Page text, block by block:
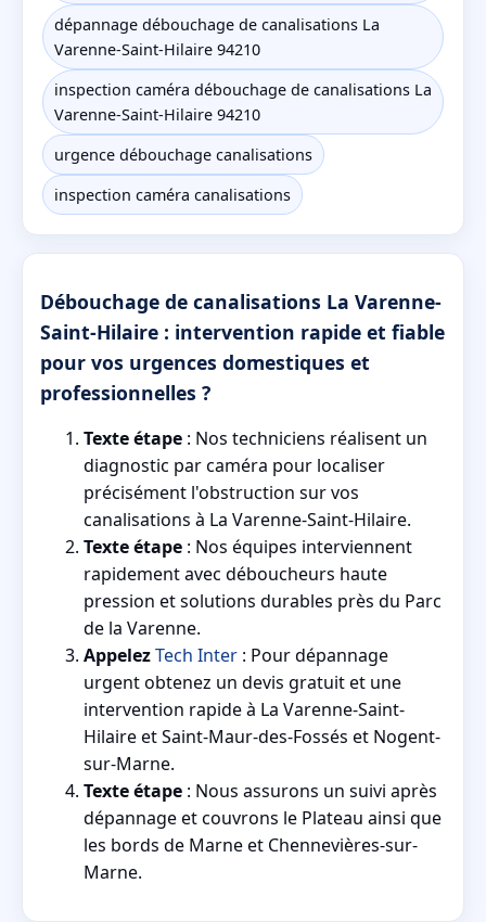
dépannage débouchage de canalisations La
Varenne-Saint-Hilaire 94210
inspection caméra débouchage de canalisations La
Varenne-Saint-Hilaire 94210
urgence débouchage canalisations
inspection caméra canalisations
Débouchage de canalisations La Varenne-
Saint-Hilaire : intervention rapide et fiable
pour vos urgences domestiques et
professionnelles ?
Texte étape : Nos techniciens réalisent un
diagnostic par caméra pour localiser
précisément l'obstruction sur vos
canalisations à La Varenne-Saint-Hilaire.
Texte étape : Nos équipes interviennent
rapidement avec déboucheurs haute
pression et solutions durables près du Parc
de la Varenne.
AppelezTech Inter : Pour dépannage
urgent obtenez un devis gratuit et une
intervention rapide à La Varenne-Saint-
Hilaire et Saint-Maur-des-Fossés et Nogent-
sur-Marne.
Texte étape : Nous assurons un suivi après
dépannage et couvrons le Plateau ainsi que
les bords de Marne et Chennevières-sur-
Marne.